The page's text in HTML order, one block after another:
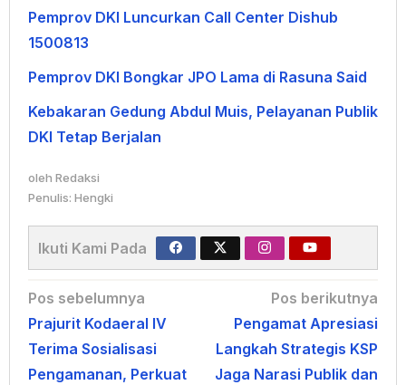
Pemprov DKI Luncurkan Call Center Dishub
1500813
Pemprov DKI Bongkar JPO Lama di Rasuna Said
Kebakaran Gedung Abdul Muis, Pelayanan Publik
DKI Tetap Berjalan
oleh Redaksi
Penulis: Hengki
Ikuti Kami Pada
Navigasi
pos
Pos sebelumnya
Prajurit Kodaeral IV
Terima Sosialisasi
Pengamanan, Perkuat
Pos berikutnya
Pengamat Apresiasi
Langkah Strategis KSP
Jaga Narasi Publik dan